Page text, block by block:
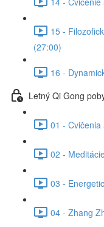
15 -
(27:00)
16 -
Letný Qi Gong
01 -
02 -
03 -
04 - Zhang